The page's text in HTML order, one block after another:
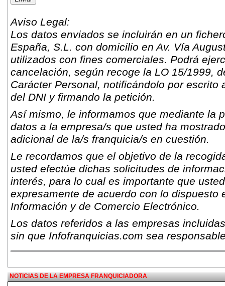
Aviso Legal:
Los datos enviados se incluirán en un
España, S.L. con domicilio en Av. Vía
utilizados con fines comerciales. Podrá
cancelación, según recoge la LO 15/1999,
Carácter Personal, notificándolo por
del DNI y firmando la petición.
Así mismo, le informamos que mediante la
datos a la empresa/s que usted ha
adicional de la/s franquicia/s en cuestión.
Le recordamos que el objetivo de la
usted efectúe dichas solicitudes de
interés, para lo cual es importante que
expresamente de acuerdo con lo
Información y de Comercio Electrónico.
Los datos referidos a las empresas
sin que Infofranquicias.com sea
NOTICIAS DE LA EMPRESA FRANQUICIADORA